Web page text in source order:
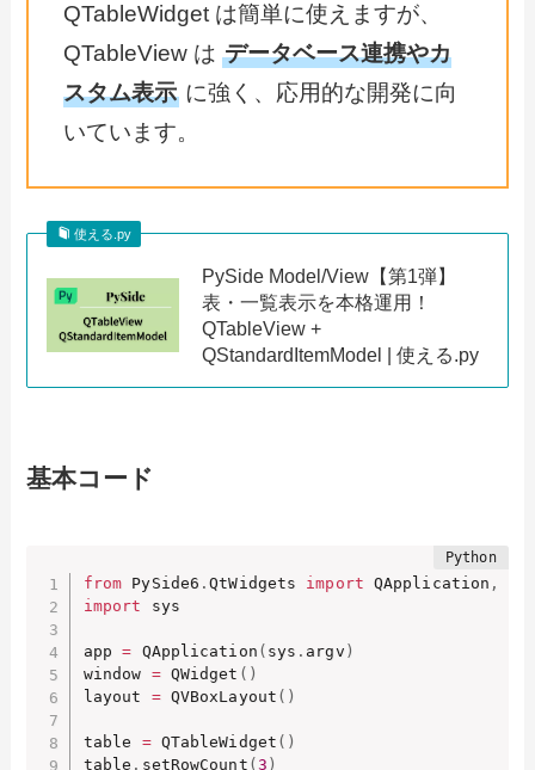
QTableWidget は簡単に使えますが、
QTableView は データベース連携やカ
スタム表示に強く、応用的な開発に向
いています。
使える.py
PySide Model/View【第1弾】
表・一覧表示を本格運用！
QTableView +
QStandardItemModel | 使える.py
基本コード
from PySide6 .QtWidgets import QApplication ,
import sys
app = QApplication ( sys . argv )
window = QWidget ( )
layout = QVBoxLayout ( )
table = QTableWidget ( )
table . setRowCount ( 3 )